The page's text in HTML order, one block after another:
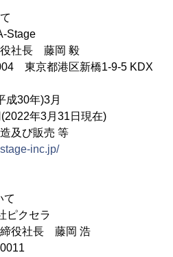
Stage
社長 藤岡 毅
東京都港区新橋1-9-5 KDX
年)3月
年3月31日現在)
及び販売 等
inc.jp/
て
ピクセラ
社長 藤岡 浩